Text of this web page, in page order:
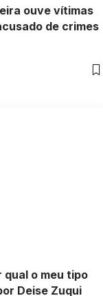
ouve vítimas
de crimes
qual o meu tipo
Deise Zuqui